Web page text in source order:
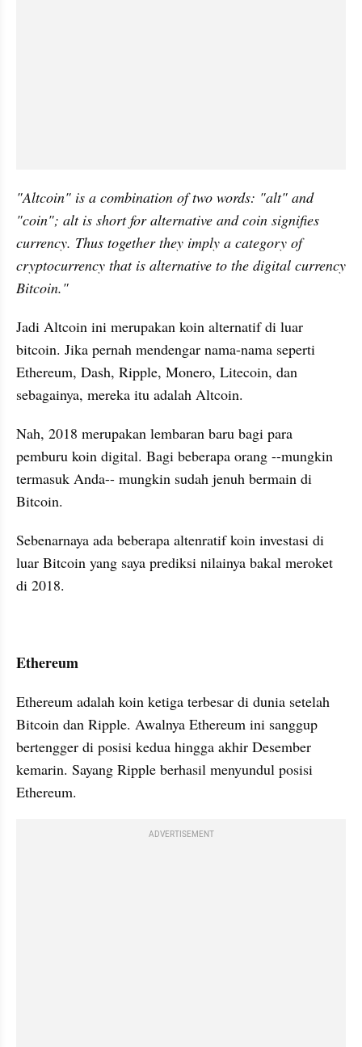
"Altcoin" is a combination of two words: "alt" and
"coin"; alt is short for alternative and coin signifies
currency. Thus together they imply a category of
cryptocurrency that is alternative to the digital currency
Bitcoin."
Jadi Altcoin ini merupakan koin alternatif di luar
bitcoin. Jika pernah mendengar nama-nama seperti
Ethereum, Dash, Ripple, Monero, Litecoin, dan
sebagainya, mereka itu adalah Altcoin.
Nah, 2018 merupakan lembaran baru bagi para
pemburu koin digital. Bagi beberapa orang --mungkin
termasuk Anda-- mungkin sudah jenuh bermain di
Bitcoin.
Sebenarnaya ada beberapa altenratif koin investasi di
luar Bitcoin yang saya prediksi nilainya bakal meroket
di 2018.
Ethereum
Ethereum adalah koin ketiga terbesar di dunia setelah
Bitcoin dan Ripple. Awalnya Ethereum ini sanggup
bertengger di posisi kedua hingga akhir Desember
kemarin. Sayang Ripple berhasil menyundul posisi
Ethereum.
ADVERTISEMENT